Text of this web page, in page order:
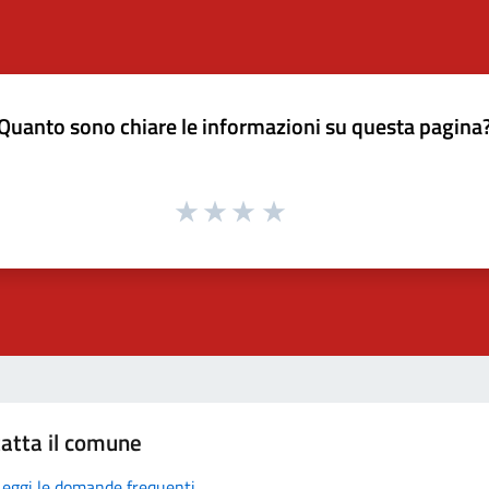
sono chiare le informazioni su questa
il comune